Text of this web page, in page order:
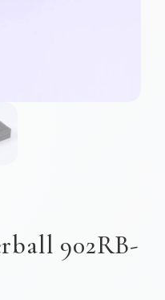
902RB-